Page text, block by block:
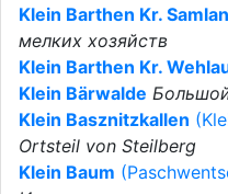
Klein Barthen Kr.
мелких хозяйств
Klein Barthen Kr.
Klein Bärwalde
Klein Basznitzkallen
Ortsteil von Steilberg
Klein Baum